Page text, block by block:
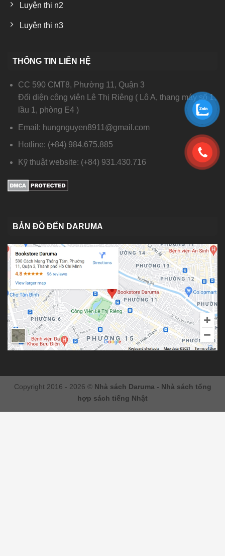
Luyện thi n2
Luyện thi n3
THÔNG TIN LIÊN HỆ
CC 590 CMT8, Phường 11, Quận 3
Đối diện công viên Lê Thị Riêng ( Lô A, thang máy số 1,
lầu 1, phòng E4 )
Email: hungnguyen8911@gmail.com
Hotline: (+84) 984.675.885
Kỹ thuật website: (+84) 931.430.716
BẢN ĐỒ ĐẾN DARUMA
Copyright 2016 - 2026 © Nhà sách Daruma - Nhà sách tổng
hợp sách tiếng Nhật